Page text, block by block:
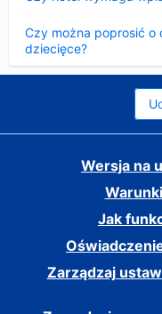
Czy można poprosić o
dziecięce?
Wersja na
Jak
Zarządzaj